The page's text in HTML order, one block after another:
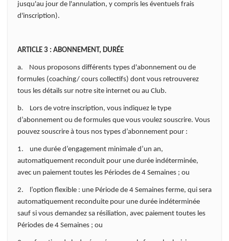
jusqu'au jour de l'annulation, y compris les éventuels frais
d'inscription).
ARTICLE 3 : ABONNEMENT, DURÉE
a. Nous proposons différents types d'abonnement ou de
formules (coaching/ cours collectifs) dont vous retrouverez
tous les détails sur notre site internet ou au Club.
b. Lors de votre inscription, vous indiquez le type
d’abonnement ou de formules que vous voulez souscrire. Vous
pouvez souscrire à tous nos types d’abonnement pour :
1. une durée d’engagement minimale d’un an,
automatiquement reconduit pour une durée indéterminée,
avec un paiement toutes les Périodes de 4 Semaines ; ou
2. l’option flexible : une Période de 4 Semaines ferme, qui sera
automatiquement reconduite pour une durée indéterminée
sauf si vous demandez sa résiliation, avec paiement toutes les
Périodes de 4 Semaines ; ou